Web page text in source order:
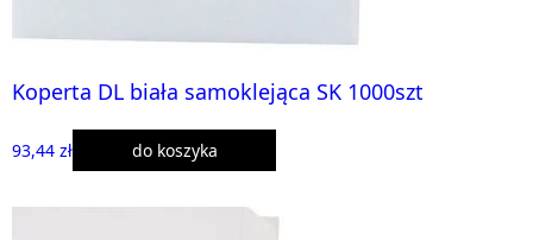
Koperta DL biała samoklejąca SK 1000szt
93,44 zł do koszyka